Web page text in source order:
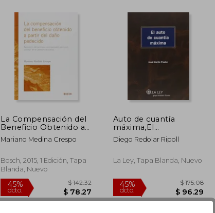
$ 54.48 dcto.
La Compensación del
Beneficio Obtenido a
Partir del Daño
Padecido: Aplicación
"Compensatio Lucri
cum Damno" en el
Mariano Medina Crespo
Bosch, 2015, 1 Edición, Tapa
Blanda, Nuevo
Auto de cuantía
máxima,El
(Monografías Proceso
Civil Práctico)
Diego Redolar Ripoll
La Ley, Tapa Blanda, Nuevo